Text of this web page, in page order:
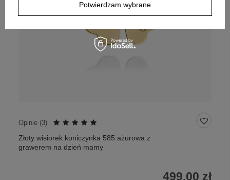
Opinie (3)
Złoty wisiorek koniczynka 585 ażurowa z
grawerem na dzień mamy
499,00 zł
Potwierdzam wybrane